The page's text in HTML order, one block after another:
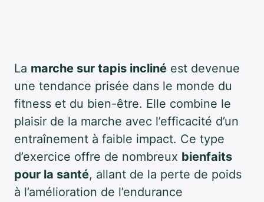
La marche sur tapis incliné est devenue
une tendance prisée dans le monde du
fitness et du bien-être. Elle combine le
plaisir de la marche avec l’efficacité d’un
entraînement à faible impact. Ce type
d’exercice offre de nombreux bienfaits
pour la santé, allant de la perte de poids
à l’amélioration de l’endurance